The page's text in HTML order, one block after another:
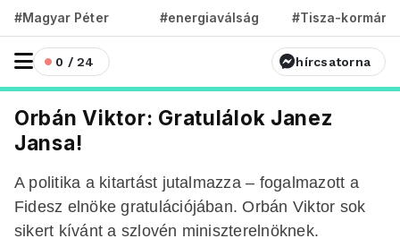
#Magyar Péter #energiaválság #Tisza-kormány
0 / 24 hírcsatorna
Orbán Viktor: Gratulálok Janez
Jansa!
A politika a kitartást jutalmazza – fogalmazott a
Fidesz elnöke gratulációjában. Orbán Viktor sok
sikert kívánt a szlovén miniszterelnöknek.